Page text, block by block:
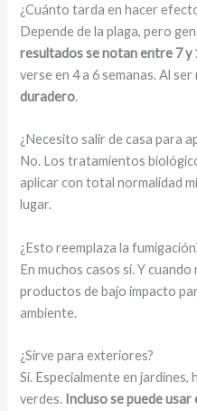
¿Cuánto tarda en hacer
Depende de la plaga, pero
resultados se notan entre 7 y
verse en 4 a 6 semanas. Al
duradero.
¿Necesito salir de casa para
No. Los tratamientos
aplicar con total normalidad
lugar.
¿Esto reemplaza la
En muchos casos sí. Y
productos de bajo impacto
ambiente.
¿Sirve para exteriores?
Sí. Especialmente en
verdes. Incluso se puede